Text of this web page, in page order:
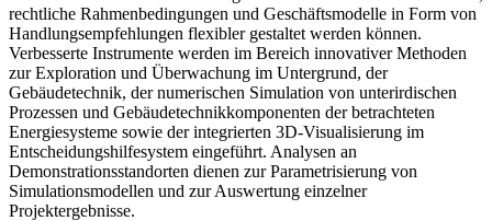
rechtliche Rahmenbedingungen und Geschäftsmodelle in Form von
Handlungsempfehlungen flexibler gestaltet werden können.
Verbesserte Instrumente werden im Bereich innovativer Methoden
zur Exploration und Überwachung im Untergrund, der
Gebäudetechnik, der numerischen Simulation von unterirdischen
Prozessen und Gebäudetechnikkomponenten der betrachteten
Energiesysteme sowie der integrierten 3D-Visualisierung im
Entscheidungshilfesystem eingeführt. Analysen an
Demonstrationsstandorten dienen zur Parametrisierung von
Simulationsmodellen und zur Auswertung einzelner
Projektergebnisse.